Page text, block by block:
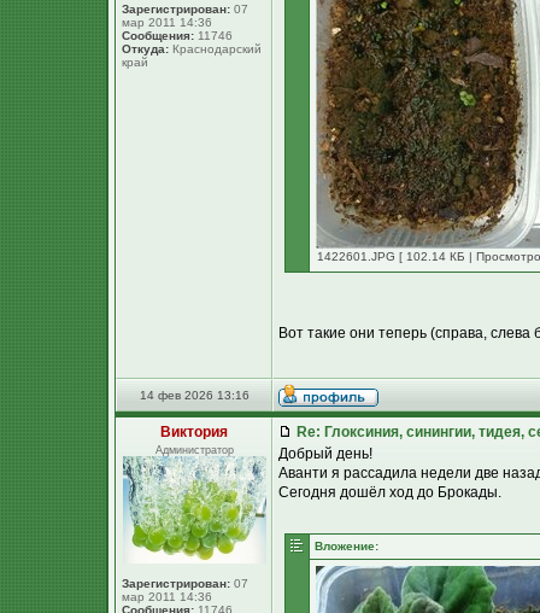
Зарегистрирован: 07
мар 2011 14:36
Сообщения: 11746
Откуда: Краснодарский
край
1422601.JPG [ 102.14 КБ |
Вот такие они теперь (справа,
14 фев 2026 13:16
Виктория
Администратор
Зарегистрирован: 07
мар 2011 14:36
Сообщения: 11746
Re: Глоксиния, синингии, тидея,
Добрый день!
Аванти я рассадила недели две
Сегодня дошёл ход до Брокады.
Вложение: